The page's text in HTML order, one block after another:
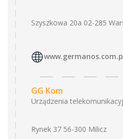
Szyszkowa 20a 02-285
GG Kom
Urządzenia
Rynek 37 56-300 Milicz